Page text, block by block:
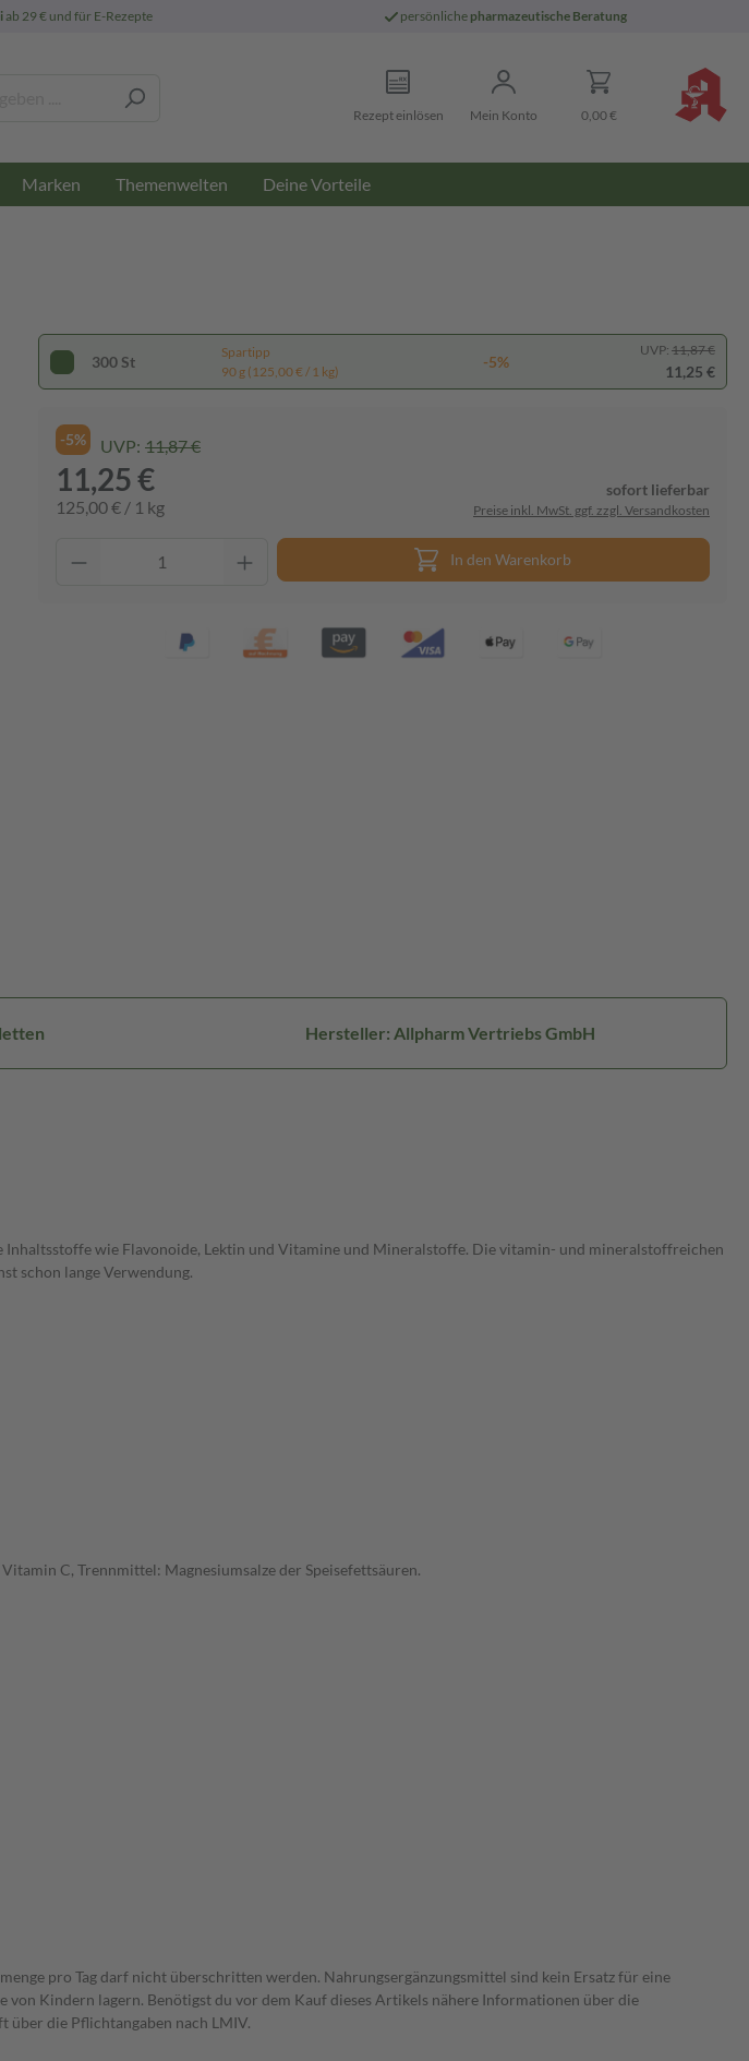
ab 29 € und für E-Rezepte persönliche pharmazeutische Beratung
Rezept einlösen Mein Konto 0,00 €
Marken Themenwelten Deine Vorteile
300 St
Spartipp
90 g (125,00 € / 1 kg)
-5%
UVP: 11,87 €
11,25 €
-5% UVP: 11,87 €
11,25 €
125,00 € / 1 kg
sofort lieferbar
Preise inkl. MwSt. ggf. zzgl. Versandkosten
In den Warenkorb
Hersteller: Allpharm Vertriebs GmbH
wie Flavonoide, Lektin und Vitamine und Mineralstoffe. Die vitamin- und mineralstoffreichen
schon lange Verwendung.
C, Trennmittel: Magnesiumsalze der Speisefettsäuren.
pro Tag darf nicht überschritten werden. Nahrungsergänzungsmittel sind kein Ersatz für eine
von Kindern lagern. Benötigst du vor dem Kauf dieses Artikels nähere Informationen über die
über die Pflichtangaben nach LMIV.